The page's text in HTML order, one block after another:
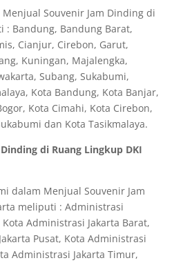
Menjual Souvenir Jam Dinding di
: Bandung, Bandung Barat,
Cianjur, Cirebon, Garut,
Kuningan, Majalengka,
Subang, Sukabumi,
Kota Bandung, Kota Banjar,
Kota Cimahi, Kota Cirebon,
dan Kota Tasikmalaya.
di Ruang Lingkup DKI
dalam Menjual Souvenir Jam
meliputi : Administrasi
Administrasi Jakarta Barat,
Pusat, Kota Administrasi
Administrasi Jakarta Timur,